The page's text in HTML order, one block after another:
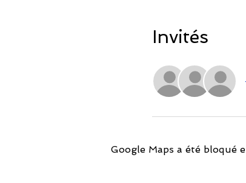
Invités
Google Maps a été bloqué